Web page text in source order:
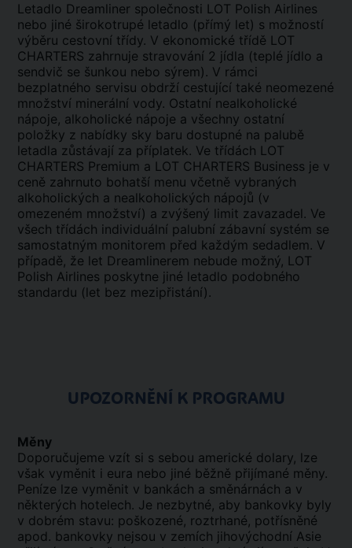
Letadlo Dreamliner společnosti LOT Polish Airlines
nebo jiné širokotrupé letadlo (přímý let) s možností
výběru cestovní třídy. V ekonomické třídě LOT
CHARTERS zahrnuje stravování 2 jídla (teplé jídlo a
sendvič se šunkou nebo sýrem). V rámci
bezplatného servisu obdrží cestující také neomezené
množství minerální vody. Ostatní nealkoholické
nápoje, alkoholické nápoje a všechny ostatní
položky z nabídky sky baru dostupné na palubě
letadla zůstávají za příplatek. Ve třídách LOT
CHARTERS Premium a LOT CHARTERS Business je v
ceně zahrnuto bohatší menu včetně vybraných
alkoholických a nealkoholických nápojů (v
omezeném množství) a zvýšený limit zavazadel. Ve
všech třídách individuální palubní zábavní systém se
samostatným monitorem před každým sedadlem. V
případě, že let Dreamlinerem nebude možný, LOT
Polish Airlines poskytne jiné letadlo podobného
standardu (let bez mezipřistání).
UPOZORNĚNÍ K PROGRAMU
Měny
Doporučujeme vzít si s sebou americké dolary, lze
však vyměnit i eura nebo jiné běžně přijímané měny.
Peníze lze vyměnit v bankách a směnárnách a v
některých hotelech. Je nezbytné, aby bankovky byly
v dobrém stavu: poškozené, roztrhané, potřísněné
apod. bankovky nejsou v zemích jihovýchodní Asie